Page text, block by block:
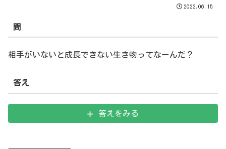
2022.06.15
問
相手がいないと成長できない生き物ってなーんだ？
答え
答えをみる